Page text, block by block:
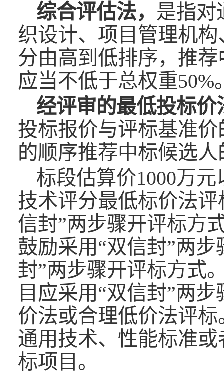
综合评估法， 是指对
织设计、项目管理机
分由高到低排序，推
应当不低于总权重50%
经评审的最低投标价
投标报价与评标基准
的顺序推荐中标候选
标段估算价1000万
技术评分最低标价法
信封”两步骤开评标方
鼓励采用“双信封”两
封”两步骤开评标方式
目应采用“双信封”两
价法或合理低价法评
通用技术、性能标准
标项目。